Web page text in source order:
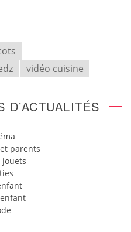
vidéo cuisine
D’ACTUALITÉS
parents
jouets